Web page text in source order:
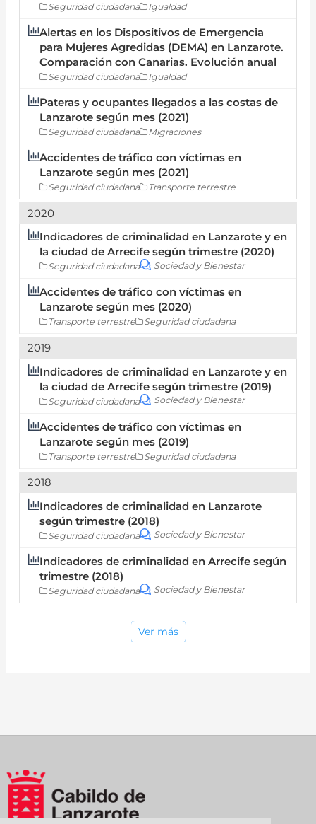
Seguridad ciudadana Igualdad
Alertas en los Dispositivos de Emergencia
para Mujeres Agredidas (DEMA) en Lanzarote.
Comparación con Canarias. Evolución anual
Seguridad ciudadana Igualdad
Pateras y ocupantes llegados a las costas de
Lanzarote según mes (2021)
Seguridad ciudadana Migraciones
Accidentes de tráfico con víctimas en
Lanzarote según mes (2021)
Seguridad ciudadana Transporte terrestre
2020
Indicadores de criminalidad en Lanzarote y en
la ciudad de Arrecife según trimestre (2020)
Seguridad ciudadana Sociedad y Bienestar
Accidentes de tráfico con víctimas en
Lanzarote según mes (2020)
Transporte terrestre Seguridad ciudadana
2019
Indicadores de criminalidad en Lanzarote y en
la ciudad de Arrecife según trimestre (2019)
Seguridad ciudadana Sociedad y Bienestar
Accidentes de tráfico con víctimas en
Lanzarote según mes (2019)
Transporte terrestre Seguridad ciudadana
2018
Indicadores de criminalidad en Lanzarote
según trimestre (2018)
Seguridad ciudadana Sociedad y Bienestar
Indicadores de criminalidad en Arrecife según
trimestre (2018)
Seguridad ciudadana Sociedad y Bienestar
Ver más